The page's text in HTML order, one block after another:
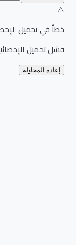
خطأ في تحميل
فشل تحميل
إعادة المحاولة